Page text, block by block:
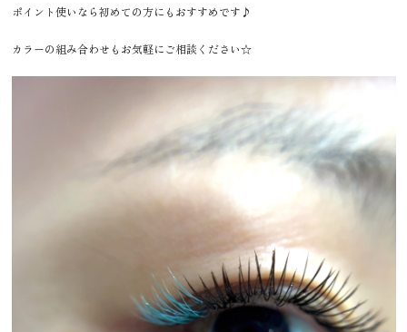
ポイント使いなら初めての方にもおすすめです♪
カラーの組み合わせもお気軽にご相談ください☆